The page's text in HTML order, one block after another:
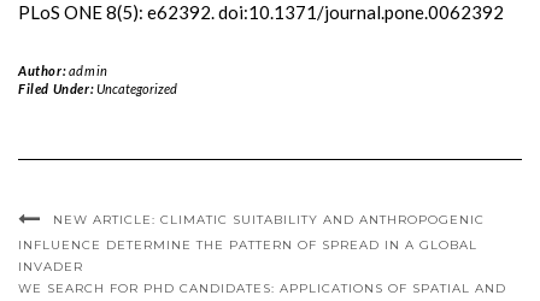
PLoS ONE 8(5): e62392. doi:10.1371/journal.pone.0062392
Author:admin
Filed Under:Uncategorized
NEW ARTICLE: CLIMATIC SUITABILITY AND ANTHROPOGENIC
INFLUENCE DETERMINE THE PATTERN OF SPREAD IN A GLOBAL
INVADER
WE SEARCH FOR PHD CANDIDATES: APPLICATIONS OF SPATIAL AND